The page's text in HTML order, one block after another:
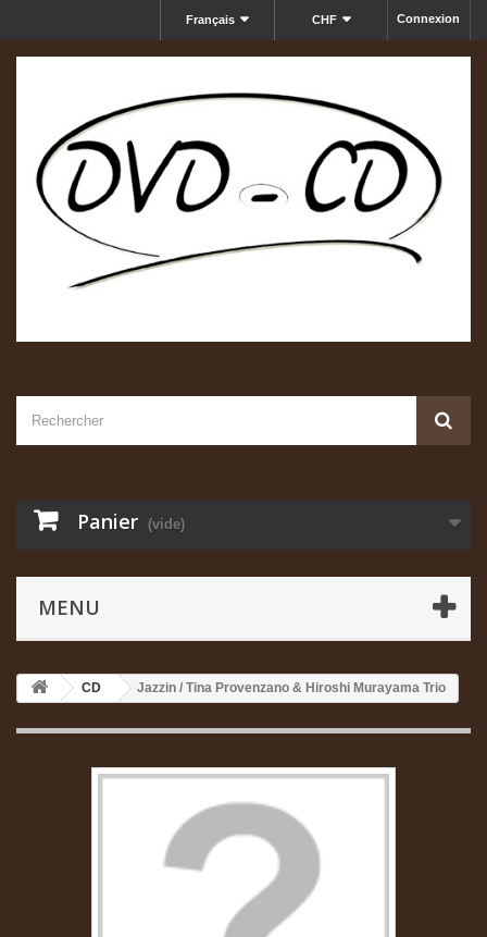
Connexion
CHF
Français
Panier (vide)
MENU
CD Jazzin / Tina Provenzano & Hiroshi Murayama Trio